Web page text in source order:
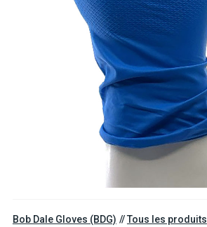
Bob Dale Gloves (BDG) Tous les produits